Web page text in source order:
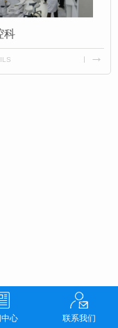
科
心 联系我们